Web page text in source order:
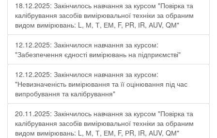
18.12.2025: Закінчилось навчання за курсом "Повірка та
калібрування засобів вимірювальної техніки за обраним
видом вимірювань: L, М, Т, ЕМ, F, РR, ІR, АUV, QМ"
12.12.2025: Закінчилося навчання за курсом:
"Забезпечення єдності вимірювань на підприємстві"
12.12.2025: Закінчилося навчання за курсом:
"Невизначеність вимірювання та її оцінювання під час
випробування та калібрування"
20.11.2025: Закінчилось навчання за курсом "Повірка та
калібрування засобів вимірювальної техніки за обраним
видом вимірювань: L, М, Т, ЕМ, F, РR, ІR, АUV, QМ"